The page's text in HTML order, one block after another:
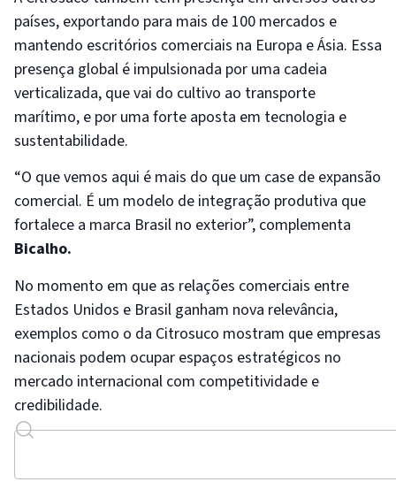
países, exportando para mais de 100 mercados e
mantendo escritórios comerciais na Europa e Ásia. Essa
presença global é impulsionada por uma cadeia
verticalizada, que vai do cultivo ao transporte
marítimo, e por uma forte aposta em tecnologia e
sustentabilidade.
“O que vemos aqui é mais do que um case de expansão
comercial. É um modelo de integração produtiva que
fortalece a marca Brasil no exterior”, complementa
Bicalho.
No momento em que as relações comerciais entre
Estados Unidos e Brasil ganham nova relevância,
exemplos como o da Citrosuco mostram que empresas
nacionais podem ocupar espaços estratégicos no
mercado internacional com competitividade e
credibilidade.